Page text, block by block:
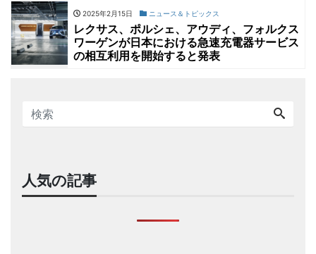
2025年2月15日 ニュース＆トピックス
レクサス、ポルシェ、アウディ、フォルクス
ワーゲンが日本における急速充電器サービス
の相互利用を開始すると発表
人気の記事